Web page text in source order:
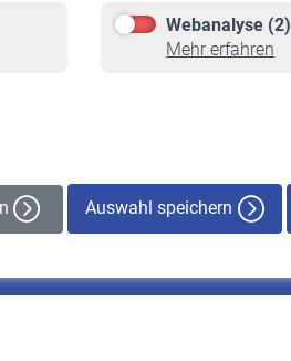
Webanalyse (2)
Mehr erfahren
Auswahl speichern
Rente beantragen
Rentenauszahlung